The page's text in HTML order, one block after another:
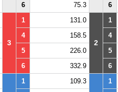
6 75.3 6
3
1 131.0
2
1
4 158.5
4
5 226.0
5
6 332.9 6
1 109.3
1